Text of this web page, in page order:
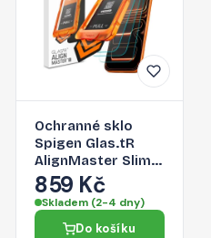
Ochranné sklo
Spigen Glas.tR
AlignMaster Slim
3-Pack pro iPhone
17 Pro Max -
transparentní
859 Kč
Skladem (2-4 dny)
Do košíku